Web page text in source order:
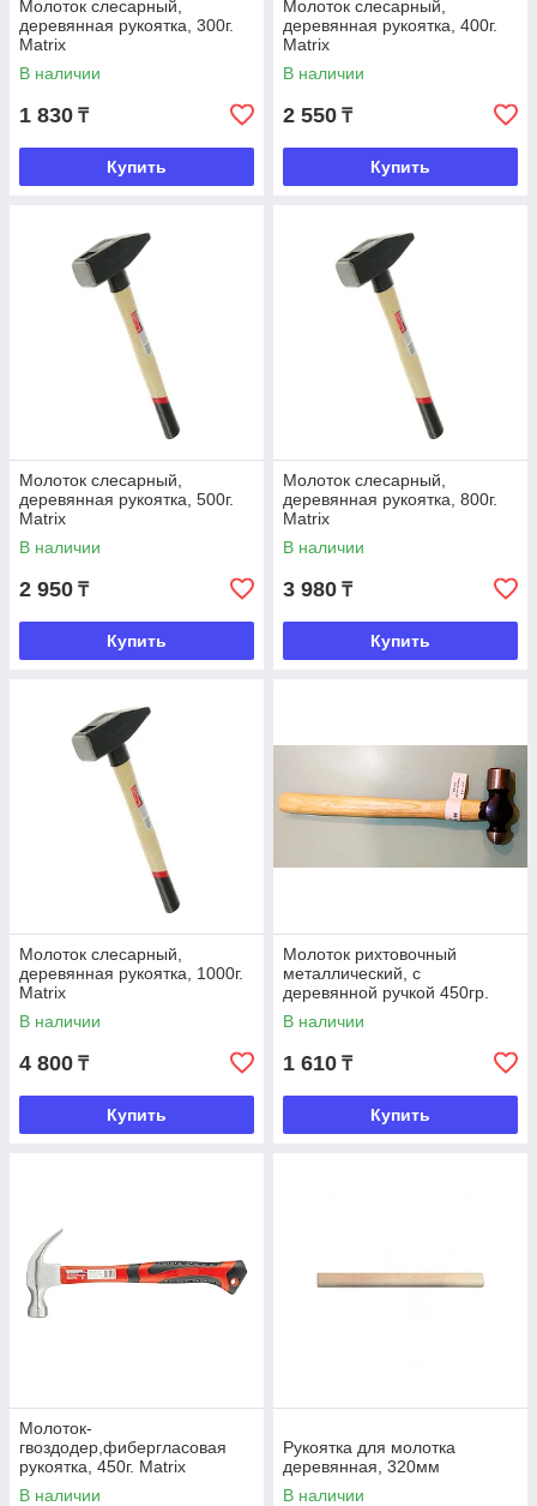
Молоток слесарный,
деревянная рукоятка, 300г.
Matrix
В наличии
1 830 ₸
Купить
Молоток слесарный,
деревянная рукоятка, 400г.
Matrix
В наличии
2 550 ₸
Купить
Молоток слесарный,
деревянная рукоятка, 500г.
Matrix
В наличии
2 950 ₸
Купить
Молоток слесарный,
деревянная рукоятка, 800г.
Matrix
В наличии
3 980 ₸
Купить
Молоток слесарный,
деревянная рукоятка, 1000г.
Matrix
В наличии
4 800 ₸
Купить
Молоток рихтовочный
металлический, с
деревянной ручкой 450гр.
DeLi
В наличии
1 610 ₸
Купить
Молоток-
гвоздодер,фибергласовая
рукоятка, 450г. Matrix
В наличии
Рукоятка для молотка
деревянная, 320мм
В наличии